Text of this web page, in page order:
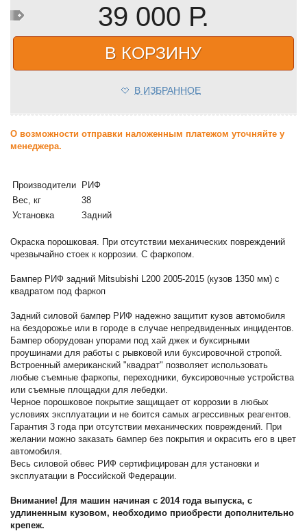
39 000 Р.
В КОРЗИНУ
В ИЗБРАННОЕ
О возможности отправки наложенным платежом уточняйте у
менеджера.
Производители РИФ
Вес, кг
38
Установка
Задний
Окраска порошковая. При отсутствии механических повреждений
чрезвычайно стоек к коррозии. С фаркопом.
Бампер РИФ задний Mitsubishi L200 2005-2015 (кузов 1350 мм) с
квадратом под фаркоп
Задний силовой бампер РИФ надежно защитит кузов автомобиля
на бездорожье или в городе в случае непредвиденных инцидентов.
Бампер оборудован упорами под хай джек и буксирными
проушинами для работы с рывковой или буксировочной стропой.
Встроенный американский "квадрат" позволяет использовать
любые съемные фаркопы, переходники, буксировочные устройства
или съемные площадки для лебедки.
Черное порошковое покрытие защищает от коррозии в любых
условиях эксплуатации и не боится самых агрессивных реагентов.
Гарантия 3 года при отсутствии механических повреждений. При
желании можно заказать бампер без покрытия и окрасить его в цвет
автомобиля.
Весь силовой обвес РИФ сертифицирован для установки и
эксплуатации в Российской Федерации.
Внимание! Для машин начиная с 2014 года выпуска, с
удлиненным кузовом, необходимо приобрести дополнительно
крепеж.